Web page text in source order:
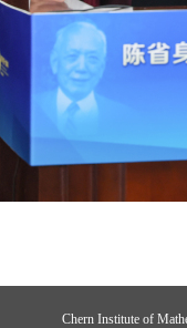
Chern Institute of